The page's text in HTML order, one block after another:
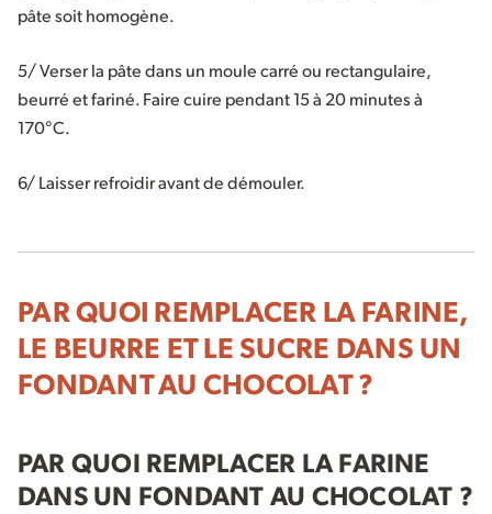
pâte soit homogène.
5/ Verser la pâte dans un moule carré ou rectangulaire,
beurré et fariné. Faire cuire pendant 15 à 20 minutes à
170°C.
6/ Laisser refroidir avant de démouler.
PAR QUOI REMPLACER LA FARINE,
LE BEURRE ET LE SUCRE DANS UN
FONDANT AU CHOCOLAT ?
PAR QUOI REMPLACER LA FARINE
DANS UN FONDANT AU CHOCOLAT ?